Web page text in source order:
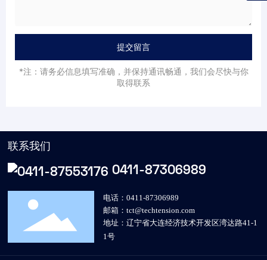
提交留言
*注：请务必信息填写准确，并保持通讯畅通，我们会尽快与你
取得联系
联系我们
0411-87306989
电话：0411-87306989
邮箱：tct@techtension.com
地址：辽宁省大连经济技术开发区湾达路41-1
1号